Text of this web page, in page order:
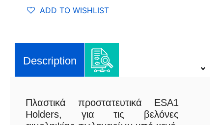
ADD TO WISHLIST
Description
Πλαστικά προστατευτικά ESA1
Holders, για τις βελόνες